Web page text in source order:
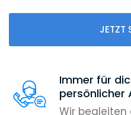
JETZT
Immer für
persönlicher
Wir begleiten